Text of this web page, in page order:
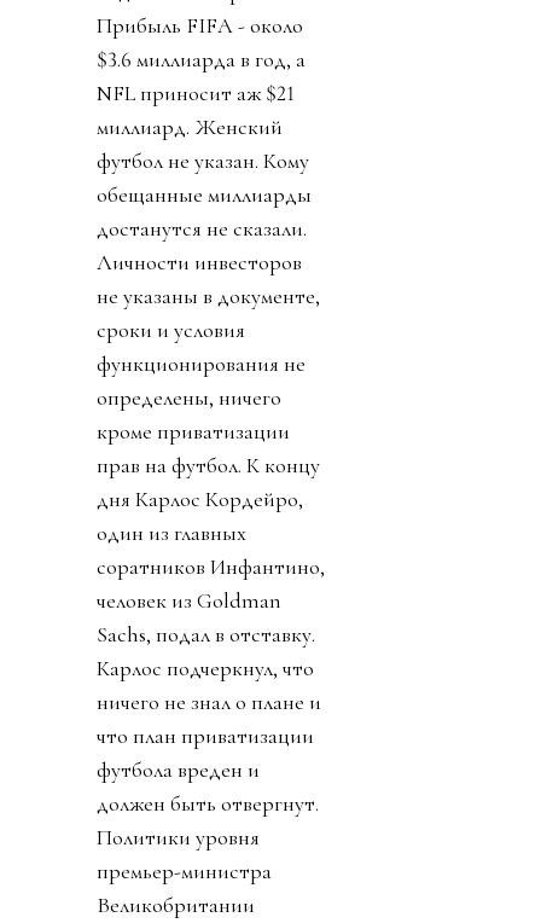
Прибыль FIFA - около
$3.6 миллиарда в год, а
NFL приносит аж $21
миллиард. Женский
футбол не указан. Кому
обещанные миллиарды
достанутся не сказали.
Личности инвесторов
не указаны в документе,
сроки и условия
функционирования не
определены, ничего
кроме приватизации
прав на футбол. К концу
дня Карлос Кордейро,
один из главных
соратников Инфантино,
человек из Goldman
Sachs, подал в отставку.
Карлос подчеркнул, что
ничего не знал о плане и
что план приватизации
футбола вреден и
должен быть отвергнут.
Политики уровня
премьер-министра
Великобритании